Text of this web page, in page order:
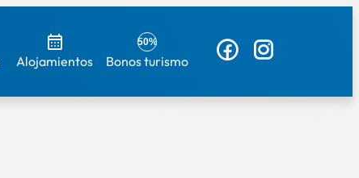
Alojamientos
50%
Bonos turismo